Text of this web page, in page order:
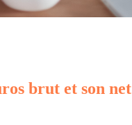
brut et son net